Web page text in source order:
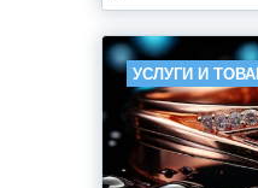
УСЛУГИ И